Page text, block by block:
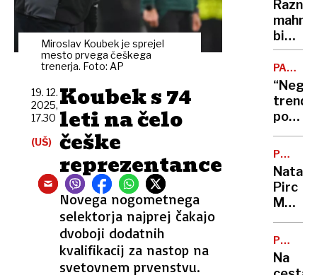
Miroslav Koubek je sprejel
mesto prvega češkega
trenerja. Foto: AP
Koubek s 74
leti na čelo
češke
reprezentance
Novega nogometnega
selektorja najprej čakajo
dvoboji dodatnih
kvalifikacij za nastop na
svetovnem prvenstvu.
19. 12.
2025,
17.30
(UŠ)
ali
Razni
bi
kar
PADEC
trend
porabe
piva
se
ne
bo
na
noben
način”
PO
NESREČI
Nataša
Pirc
Musar:
"Težko
mi
je,
zelo
Na